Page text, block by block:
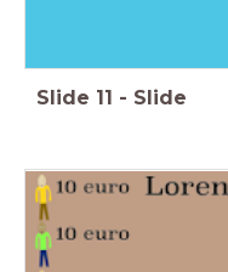
Slide 11 - Slide